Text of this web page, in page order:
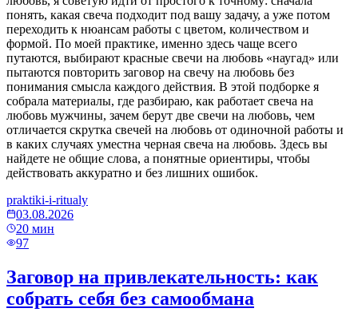
понять, какая свеча подходит под вашу задачу, а уже потом
переходить к нюансам работы с цветом, количеством и
формой. По моей практике, именно здесь чаще всего
путаются, выбирают красные свечи на любовь «наугад» или
пытаются повторить заговор на свечу на любовь без
понимания смысла каждого действия. В этой подборке я
собрала материалы, где разбираю, как работает свеча на
любовь мужчины, зачем берут две свечи на любовь, чем
отличается скрутка свечей на любовь от одиночной работы и
в каких случаях уместна черная свеча на любовь. Здесь вы
найдете не общие слова, а понятные ориентиры, чтобы
действовать аккуратно и без лишних ошибок.
praktiki-i-ritualy
03.08.2026
20 мин
97
Заговор на привлекательность: как
собрать себя без самообмана